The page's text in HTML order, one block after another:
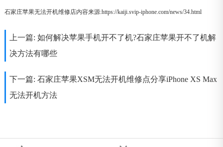
石家庄苹果无法开机维修店内容来源:https://kaiji.svip-iphone.com/news/34.html
上一篇: 如何解决苹果手机开不了机?石家庄苹果开不了机解
决方法有哪些
下一篇: 石家庄苹果XSM无法开机维修点分享iPhone XS Max
无法开机方法